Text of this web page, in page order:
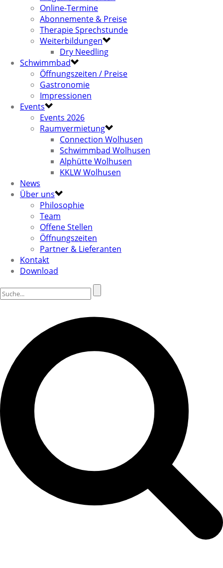
Online-Termine
Abonnemente & Preise
Therapie Sprechstunde
Weiterbildungen
Dry Needling
Schwimmbad
Öffnungszeiten / Preise
Gastronomie
Impressionen
Events
Events 2026
Raumvermietung
Connection Wolhusen
Schwimmbad Wolhusen
Alphütte Wolhusen
KKLW Wolhusen
News
Über uns
Philosophie
Team
Offene Stellen
Öffnungszeiten
Partner & Lieferanten
Kontakt
Download